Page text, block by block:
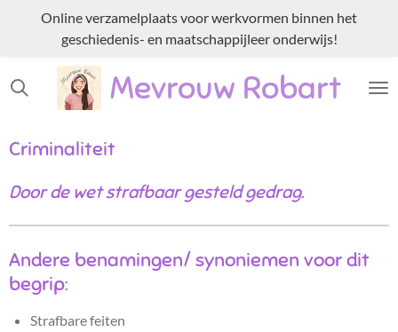
de
hoofdinhoud
Mevrouw Robart
Online verzamelplaats voor werkvormen binnen het
geschiedenis- en maatschappijleer onderwijs!
Criminaliteit
Door de wet strafbaar gesteld gedrag.
Andere benamingen/ synoniemen voor dit
begrip:
Strafbare feiten